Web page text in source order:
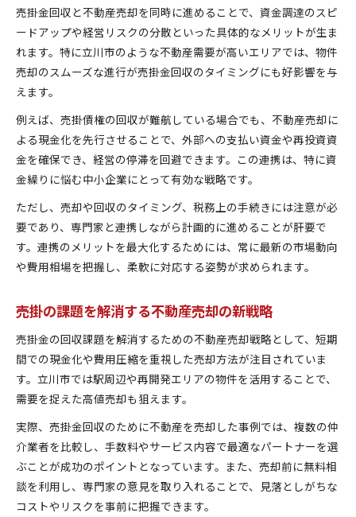
売掛金回収と不動産売却を同時に進めることで、資金調達のスピ
ードアップや経営リスクの分散といった具体的なメリットが生ま
れます。特に立川市のような不動産需要が高いエリアでは、物件
売却のスムーズな進行が売掛金回収のタイミングにも好影響を与
えます。
例えば、売掛債権の回収が難航している場合でも、不動産売却に
よる現金化を先行させることで、外部への支払い資金や再投資資
金を確保でき、経営の停滞を回避できます。この連携は、特に資
金繰りに悩む中小企業にとって有効な戦略です。
ただし、売却や回収のタイミング、税務上の手続きには注意が必
要であり、専門家と連携しながら計画的に進めることが肝要で
す。連携のメリットを最大化するためには、常に最新の市場動向
や費用相場を把握し、柔軟に対応する姿勢が求められます。
売掛の課題を解消する不動産売却の新戦略
売掛金の回収課題を解消するための不動産売却戦略として、短期
間での現金化や費用圧縮を重視した売却方法が注目されていま
す。立川市では駅周辺や再開発エリアの物件を活用することで、
需要を捉えた高値売却も狙えます。
実際、売掛金回収のために不動産を売却した事例では、複数の仲
介業者を比較し、手数料やサービス内容で最適なパートナーを選
ぶことが成功のポイントとなっています。また、売却前に無料相
談を利用し、専門家の意見を取り入れることで、見落としがちな
コストやリスクを事前に把握できます。